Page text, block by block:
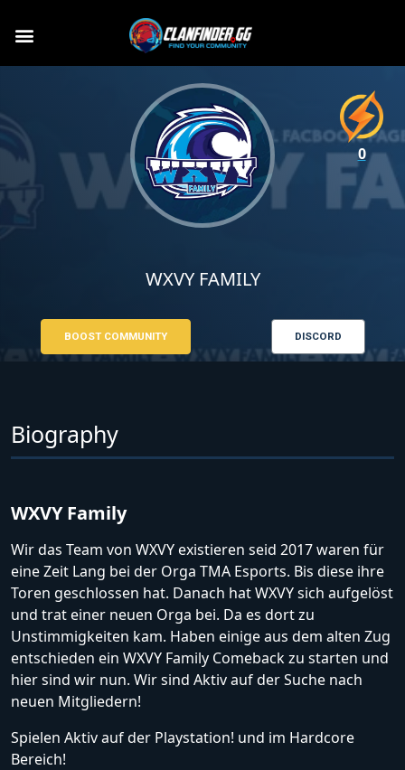
WXVY FAMILY
BOOST COMMUNITY DISCORD
Biography
WXVY Family
Wir das Team von WXVY existieren seid 2017 waren für
eine Zeit Lang bei der Orga TMA Esports. Bis diese ihre
Toren geschlossen hat. Danach hat WXVY sich aufgelöst
und trat einer neuen Orga bei. Da es dort zu
Unstimmigkeiten kam. Haben einige aus dem alten Zug
entschieden ein WXVY Family Comeback zu starten und
hier sind wir nun. Wir sind Aktiv auf der Suche nach
neuen Mitgliedern!
Spielen Aktiv auf der Playstation! und im Hardcore
Bereich!
0